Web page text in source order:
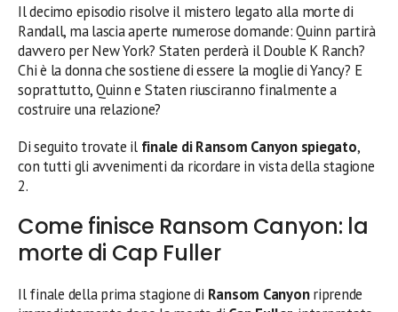
Il decimo episodio risolve il mistero legato alla morte di
Randall, ma lascia aperte numerose domande: Quinn partirà
davvero per New York? Staten perderà il Double K Ranch?
Chi è la donna che sostiene di essere la moglie di Yancy? E
soprattutto, Quinn e Staten riusciranno finalmente a
costruire una relazione?
Di seguito trovate il finale di Ransom Canyon spiegato,
con tutti gli avvenimenti da ricordare in vista della stagione
2.
Come finisce Ransom Canyon: la
morte di Cap Fuller
Il finale della prima stagione di Ransom Canyonriprende